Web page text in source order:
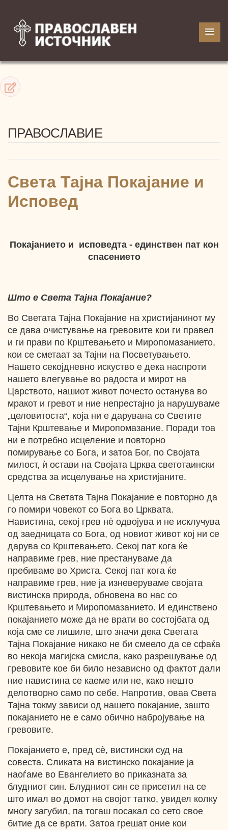
ПРАВОСЛАВИЕ
Света Тајна Покајание и
Исповед
Покајанието и исповедта - единствен пат кон
спасението
Што е Света Тајна Покајание?
Во Светата Тајна Покајание на христијанинот му
се дава очистување на гревовите кои ги правел
и ги прави по Крштевањето и Миропомазанието,
кои се сметаат за Тајни на Посветувањето.
Нашето секојдневно искуство е дека наспроти
нашето влегување во радоста и мирот на
Царството, нашиот живот почесто останува во
мракот и гревот и ние непрестајно ја нарушуваме
„целовитоста“, која ни е дарувана со Светите
Тајни Крштевање и Миропомазание. Поради тоа
ни е потребно исцеление и повторно
помирување со Бога, и затоа Бог, по Својата
милост, ѝ остави на Својата Црква светотаински
средства за исцелување на христијаните.
Целта на Светата Тајна Покајание е повторно да
го помири човекот со Бога во Црквата.
Навистина, секој грев нè одвојува и не исклучува
од заедницата со Бога, од новиот живот кој ни се
дарува со Крштевањето. Секој пат кога ќе
направиме грев, ние престануваме да
пребиваме во Христа. Секој пат кога ќе
направиме грев, ние ја изневеруваме својата
вистинска природа, обновена во нас со
Крштевањето и Миропомазанието. И единствено
покајанието може да не врати во состојбата од
која сме се лишиле, што значи дека Светата
Тајна Покајание никако не би смеело да се сфаќа
во некоја магијска смисла, како разрешување од
гревовите кое би било независно од фактот дали
ние навистина се каеме или не, како нешто
делотворно само по себе. Напротив, оваа Света
Тајна токму зависи од нашето покајание, зашто
покајанието не е само обично набројување на
гревовите.
Покајанието е, пред сè, вистински суд на
совеста. Сликата на вистинско покајание ја
наоѓаме во Евангелието во приказната за
блудниот син. Блудниот син се присетил на се
што имал во домот на својот татко, увидел колку
многу загубил, па тогаш посакал со сето свое
битие да се врати. Затоа грешат оние кои